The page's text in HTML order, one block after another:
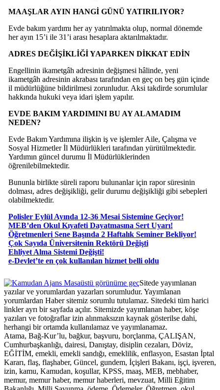
MAAŞLAR AYIN HANGİ GÜNÜ YATIRILIYOR?
Evde bakım yardımı her ay yatırılmakta olup, normal dönemde
her ayın 15’i ile 31’i arası hesaplara aktarılmaktadır.
ADRES DEĞİŞİKLİĞİ YAPARKEN DİKKAT EDİN
Engellinin ikametgâh adresinin değişmesi hâlinde, yeni
ikametgâh adresinin akrabası tarafından en geç on beş gün içinde
il müdürlüğüne bildirilmesi zorunludur. Aksi takdirde sorumlular
hakkında hukuki veya idari işlem yapılır.
EVDE BAKIM YARDIMINI BU AY ALAMADIM
NEDEN?
Evde Bakım Yardımına ilişkin iş ve işlemler Aile, Çalışma ve
Sosyal Hizmetler İl Müdürlükleri tarafından yürütülmektedir.
Yardımın güncel durumu İl Müdürlüklerinden
öğrenilebilmektedir.
Bununla birlikte süreli raporu bulunanlar için rapor süresinin
dolması, adres değişikliği, gelir durumu değişikliği gibi sebepleri
olabilmektedir.
Polisler Eylül Ayında 12-36 Mesai Sistemine Geçiyor!
MEB’den Okul Kıyafeti Dayatmasına Sert Uyarı!
Öğretmenleri Sene Başında 2 Haftalık Seminer Bekliyor!
Çok Sayıda Üniversitenin Rektörü Değişti
Ehliyet Alma Sistemi Değişti!
e-Devlet’te en çok kullanılan hizmet belli oldu
Masaüstü görünüme geçSitede yayımlanan
yazılar ve yorumlardan yazarları sorumludur. Yayımlanan
yorumlardan Haber sitemiz sorumlu tutulamaz. Sitedeki tüm harici
linkler ayrı bir sayfada açılır. Sitemizde yayımlanan haber, köşe
yazıları ve fotoğraflar izin alınmaksızın kaynak gösterilse dahi,
herhangi bir ortamda kullanılamaz ve yayımlanamaz.
Atama, Bağ-Kur’lu, bağkur, başvuru, borçlanma, ÇALIŞAN,
Cumhurbaşkanlığı, dairesi, Danıştay, disiplin cezaları, Döviz,
EĞİTİM, emekli, emekli sandığı, emeklilik, enflasyon, Esastan İptal
Kararı, flaş, flaşhaber, Güncel, gundem, İçişleri Bakanı, işçi, işveren,
izin, kamu, Kamudan, koşullar, KPSS, maaş, MEB, mebhaber,
memur, memur haber, memur haberleri, mevzuat, Milli Eğitim